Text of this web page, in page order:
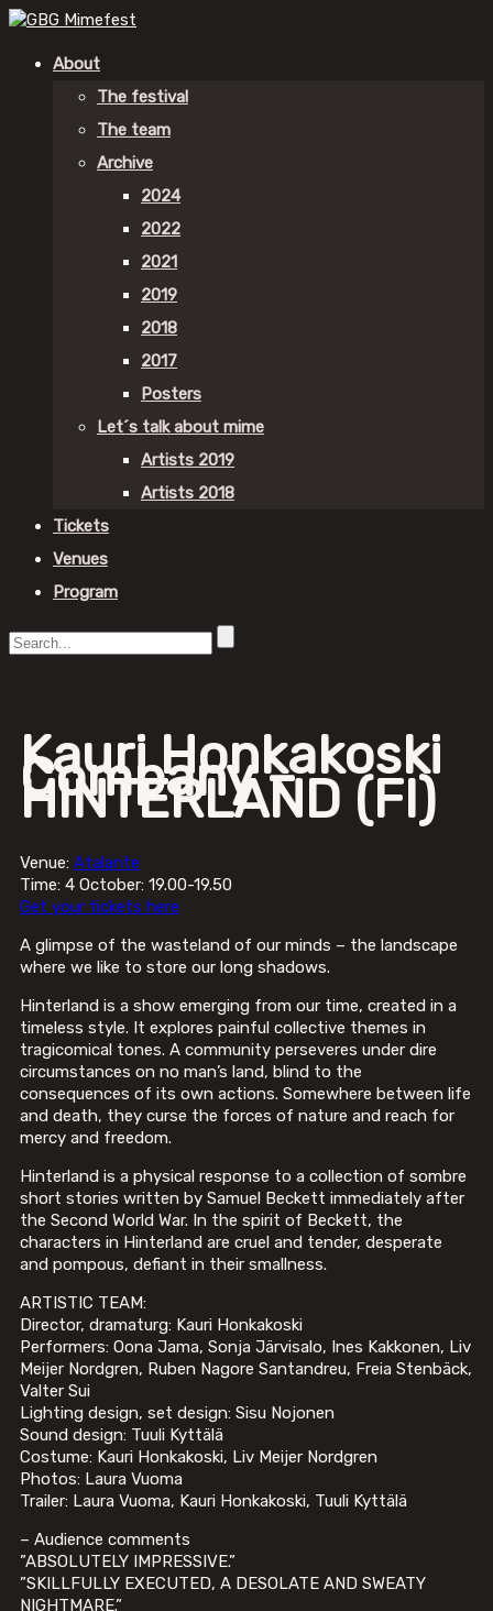
About
The festival
The team
Archive
2024
2022
2021
2019
2018
2017
Posters
Let´s talk about mime
Artists 2019
Artists 2018
Tickets
Venues
Program
Kauri Honkakoski
Company –
HINTERLAND (FI)
Venue: Atalante
Time: 4 October: 19.00-19.50
Get your tickets here
A glimpse of the wasteland of our minds – the landscape
where we like to store our long shadows.
Hinterland is a show emerging from our time, created in a
timeless style. It explores painful collective themes in
tragicomical tones. A community perseveres under dire
circumstances on no man’s land, blind to the
consequences of its own actions. Somewhere between life
and death, they curse the forces of nature and reach for
mercy and freedom.
Hinterland is a physical response to a collection of sombre
short stories written by Samuel Beckett immediately after
the Second World War. In the spirit of Beckett, the
characters in Hinterland are cruel and tender, desperate
and pompous, defiant in their smallness.
ARTISTIC TEAM:
Director, dramaturg: Kauri Honkakoski
Performers: Oona Jama, Sonja Järvisalo, Ines Kakkonen, Liv
Meijer Nordgren, Ruben Nagore Santandreu, Freia Stenbäck,
Valter Sui
Lighting design, set design: Sisu Nojonen
Sound design: Tuuli Kyttälä
Costume: Kauri Honkakoski, Liv Meijer Nordgren
Photos: Laura Vuoma
Trailer: Laura Vuoma, Kauri Honkakoski, Tuuli Kyttälä
– Audience comments
”ABSOLUTELY IMPRESSIVE.”
”SKILLFULLY EXECUTED, A DESOLATE AND SWEATY
NIGHTMARE.”